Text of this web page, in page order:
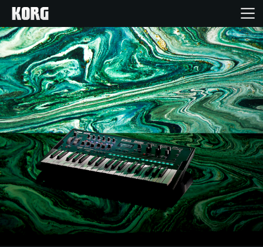
Home
Products
Import Products
Features
Events
Support